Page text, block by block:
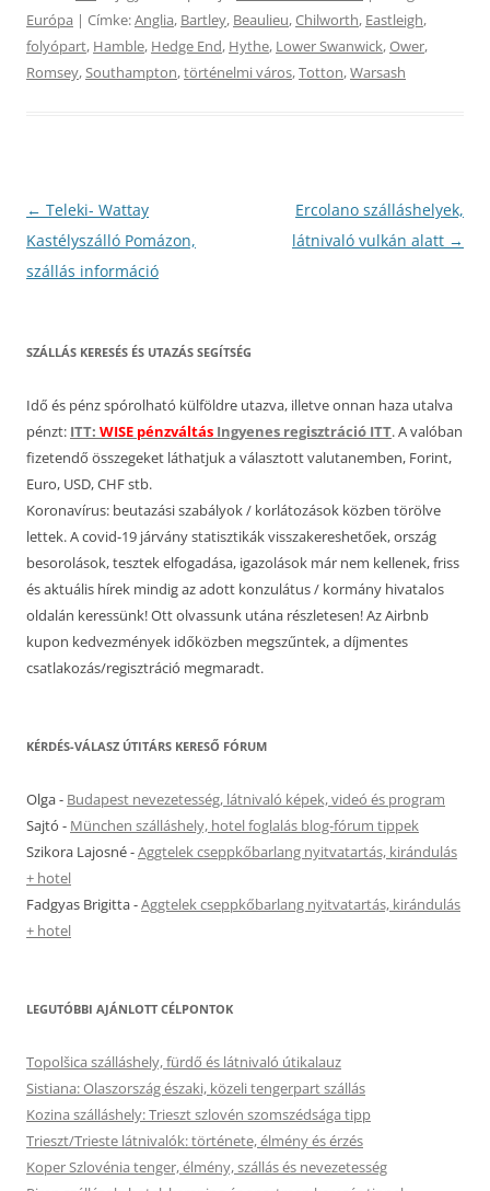
Európa | Címke:Anglia, Bartley, Beaulieu,Chilworth, Eastleigh,
folyópart, Hamble, Hedge End, Hythe, Lower Swanwick,Ower,
Romsey,Southampton,történelmi város,Totton,Warsash
Bejegyzés
navigáció
← Teleki- Wattay
Kastélyszálló Pomázon,
szállás információ
Ercolano szálláshelyek,
látnivaló vulkán alatt →
SZÁLLÁS KERESÉS ÉS UTAZÁS SEGÍTSÉG
Idő és pénz spórolható külföldre utazva, illetve onnan haza utalva
pénzt: ITT: WISE pénzváltás Ingyenes regisztráció ITT. A valóban
fizetendő összegeket láthatjuk a választott valutanemben, Forint,
Euro, USD, CHF stb.
Koronavírus: beutazási szabályok / korlátozások közben törölve
lettek. A covid-19 járvány statisztikák visszakereshetőek, ország
besorolások, tesztek elfogadása, igazolások már nem kellenek, friss
és aktuális hírek mindig az adott konzulátus / kormány hivatalos
oldalán keressünk! Ott olvassunk utána részletesen! Az Airbnb
kupon kedvezmények időközben megszűntek, a díjmentes
csatlakozás/regisztráció megmaradt.
KÉRDÉS-VÁLASZ ÚTITÁRS KERESŐ FÓRUM
Olga- Budapest nevezetesség, látnivaló képek, videó és program
Sajtó - München szálláshely, hotel foglalás blog-fórum tippek
Szikora Lajosné-Aggtelek cseppkőbarlang nyitvatartás, kirándulás
+ hotel
Fadgyas Brigitta-Aggtelek cseppkőbarlang nyitvatartás, kirándulás
+ hotel
LEGUTÓBBI AJÁNLOTT CÉLPONTOK
Topolšica szálláshely, fürdő és látnivaló útikalauz
Sistiana: Olaszország északi, közeli tengerpart szállás
Kozina szálláshely: Trieszt szlovén szomszédsága tipp
Trieszt/Trieste látnivalók: története, élmény és érzés
Koper Szlovénia tenger, élmény, szállás és nevezetesség